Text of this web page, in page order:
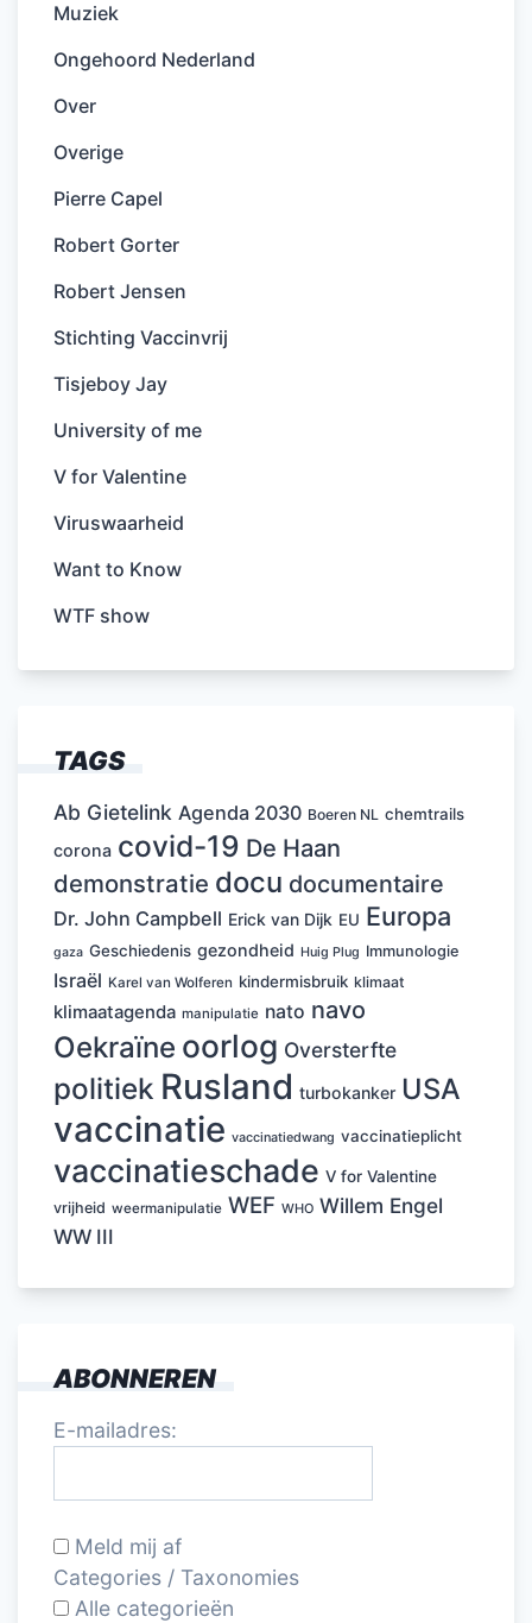
Muziek
Ongehoord Nederland
Over
Overige
Pierre Capel
Robert Gorter
Robert Jensen
Stichting Vaccinvrij
Tisjeboy Jay
University of me
V for Valentine
Viruswaarheid
Want to Know
WTF show
TAGS
Ab Gietelink Agenda 2030 Boeren NL chemtrails
corona covid-19 De Haan
demonstratie docu documentaire
Dr. John Campbell Erick van Dijk EU Europa
gaza Geschiedenis gezondheid Huig Plug Immunologie
Israël Karel van Wolferen kindermisbruik klimaat
klimaatagenda manipulatie nato navo
Oekraïne oorlog Oversterfte
politiek Rusland turbokanker USA
vaccinatie vaccinatiedwang vaccinatieplicht
vaccinatieschade V for Valentine
vrijheid weermanipulatie WEF WHO Willem Engel
WW III
ABONNEREN
E-mailadres:
Meld mij af
Categories / Taxonomies
Alle categorieën